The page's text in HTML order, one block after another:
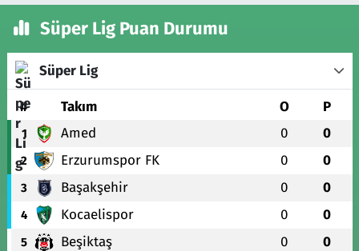
Süper Lig Puan Durumu
Süper Lig
# Takım O P
1 Amed 0 0
2 Erzurumspor FK 0 0
3 Başakşehir 0 0
4 Kocaelispor 0 0
5 Beşiktaş 0 0